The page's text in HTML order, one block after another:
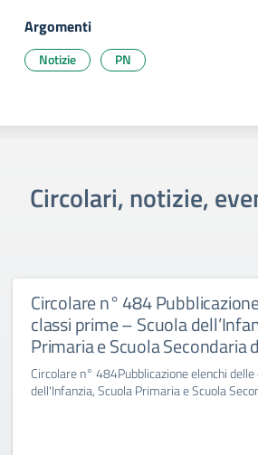
Argomenti
Notizie PN
Circolari, notizie,
Circolare n° 484
classi prime – Scuola
Primaria e Scuola Secondaria
Circolare n° 484Pubblicazione elenchi
dell'Infanzia, Scuola Primaria e Scuola